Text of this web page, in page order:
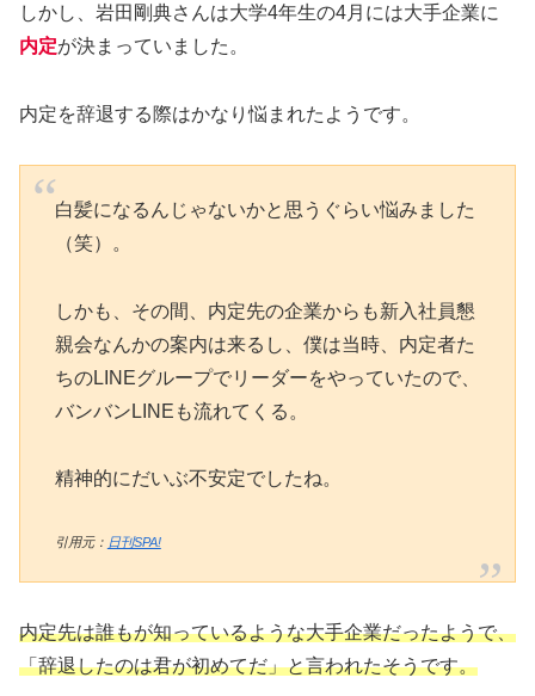
しかし、岩田剛典さんは大学4年生の4月には大手企業に
内定が決まっていました。
内定を辞退する際はかなり悩まれたようです。
白髪になるんじゃないかと思うぐらい悩みました
（笑）。
しかも、その間、内定先の企業からも新入社員懇
親会なんかの案内は来るし、僕は当時、内定者た
ちのLINEグループでリーダーをやっていたので、
バンバンLINEも流れてくる。
精神的にだいぶ不安定でしたね。
引用元： 日刊SPA!
内定先は誰もが知っているような大手企業だったようで、
「辞退したのは君が初めてだ」と言われたそうです。